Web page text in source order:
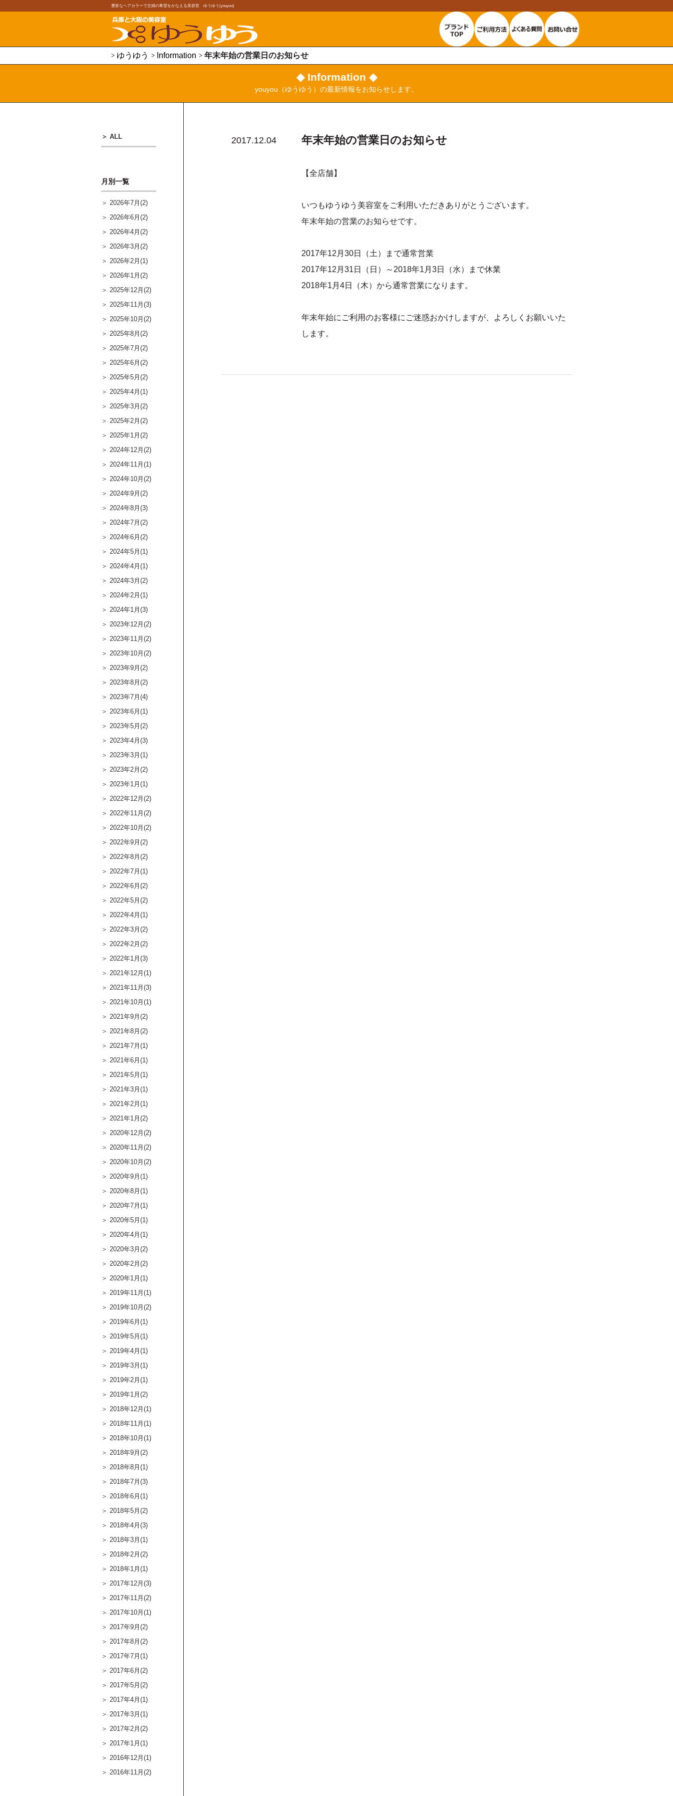
豊富なヘアカラーで主婦の希望をかなえる美容室 ゆうゆう(youyou)
ゆうゆう Information 年末年始の営業日のお知らせ
◆ Information ◆
youyou（ゆうゆう）の最新情報をお知らせします。
2017.12.04 年末年始の営業日のお知らせ
【全店舗】
いつもゆうゆう美容室をご利用いただきありがとうございます。
年末年始の営業のお知らせです。
2017年12月30日（土）まで通常営業
2017年12月31日（日）～2018年1月3日（水）まで休業
2018年1月4日（木）から通常営業になります。
年末年始にご利用のお客様にご迷惑おかけしますが、よろしくお願いいた
します。
ALL
月別一覧
2026年7月(2)
2026年6月(2)
2026年4月(2)
2026年3月(2)
2026年2月(1)
2026年1月(2)
2025年12月(2)
2025年11月(3)
2025年10月(2)
2025年8月(2)
2025年7月(2)
2025年6月(2)
2025年5月(2)
2025年4月(1)
2025年3月(2)
2025年2月(2)
2025年1月(2)
2024年12月(2)
2024年11月(1)
2024年10月(2)
2024年9月(2)
2024年8月(3)
2024年7月(2)
2024年6月(2)
2024年5月(1)
2024年4月(1)
2024年3月(2)
2024年2月(1)
2024年1月(3)
2023年12月(2)
2023年11月(2)
2023年10月(2)
2023年9月(2)
2023年8月(2)
2023年7月(4)
2023年6月(1)
2023年5月(2)
2023年4月(3)
2023年3月(1)
2023年2月(2)
2023年1月(1)
2022年12月(2)
2022年11月(2)
2022年10月(2)
2022年9月(2)
2022年8月(2)
2022年7月(1)
2022年6月(2)
2022年5月(2)
2022年4月(1)
2022年3月(2)
2022年2月(2)
2022年1月(3)
2021年12月(1)
2021年11月(3)
2021年10月(1)
2021年9月(2)
2021年8月(2)
2021年7月(1)
2021年6月(1)
2021年5月(1)
2021年3月(1)
2021年2月(1)
2021年1月(2)
2020年12月(2)
2020年11月(2)
2020年10月(2)
2020年9月(1)
2020年8月(1)
2020年7月(1)
2020年5月(1)
2020年4月(1)
2020年3月(2)
2020年2月(2)
2020年1月(1)
2019年11月(1)
2019年10月(2)
2019年6月(1)
2019年5月(1)
2019年4月(1)
2019年3月(1)
2019年2月(1)
2019年1月(2)
2018年12月(1)
2018年11月(1)
2018年10月(1)
2018年9月(2)
2018年8月(1)
2018年7月(3)
2018年6月(1)
2018年5月(2)
2018年4月(3)
2018年3月(1)
2018年2月(2)
2018年1月(1)
2017年12月(3)
2017年11月(2)
2017年10月(1)
2017年9月(2)
2017年8月(2)
2017年7月(1)
2017年6月(2)
2017年5月(2)
2017年4月(1)
2017年3月(1)
2017年2月(2)
2017年1月(1)
2016年12月(1)
2016年11月(2)